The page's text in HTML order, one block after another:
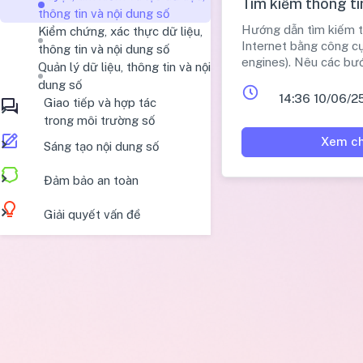
thông tin và nội dung số
Kiểm chứng, xác thực dữ liệu,
thông tin và nội dung số
Quản lý dữ liệu, thông tin và nội
dung số
Giao tiếp và hợp tác
trong môi trường số
Sáng tạo nội dung số
Đảm bảo an toàn
Giải quyết vấn đề
Hướng dẫn tìm kiếm
Internet bằng công
engines). Nêu các
khóa, xem kết quả,
khóa và mẹo tìm
cụ thể, dấu ngoặc
OR/AND/-). Hướng
và Cốc Cốc
14:36 10/06/
Xem